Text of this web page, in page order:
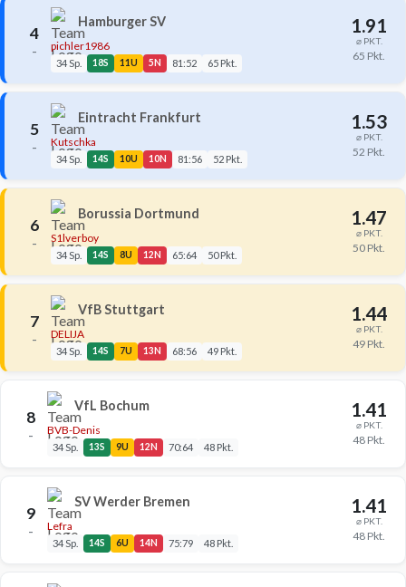
4
–
Hamburger SV
pichler1986
34 Sp. 18S 11U 5N 81:52 65 Pkt.
1.91
⌀ PKT.
65 Pkt.
5
–
Eintracht Frankfurt
Kutschka
34 Sp. 14S 10U 10N 81:56 52 Pkt.
1.53
⌀ PKT.
52 Pkt.
6
–
Borussia Dortmund
S1lverboy
34 Sp. 14S 8U 12N 65:64 50 Pkt.
1.47
⌀ PKT.
50 Pkt.
7
–
VfB Stuttgart
DELIJA
34 Sp. 14S 7U 13N 68:56 49 Pkt.
1.44
⌀ PKT.
49 Pkt.
8
–
VfL Bochum
BVB-Denis
34 Sp. 13S 9U 12N 70:64 48 Pkt.
1.41
⌀ PKT.
48 Pkt.
9
–
SV Werder Bremen
Lefra
34 Sp. 14S 6U 14N 75:79 48 Pkt.
1.41
⌀ PKT.
48 Pkt.